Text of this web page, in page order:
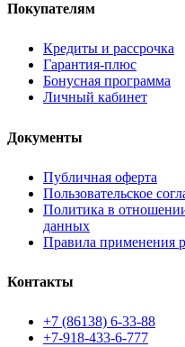
Покупателям
Кредиты и рассрочка
Гарантия-плюс
Бонусная программа
Личный кабинет
Документы
Публичная оферта
Пользовательское
Политика в
данных
Правила применения
Контакты
+7 (86138) 6-33-88
+7-918-433-6-777